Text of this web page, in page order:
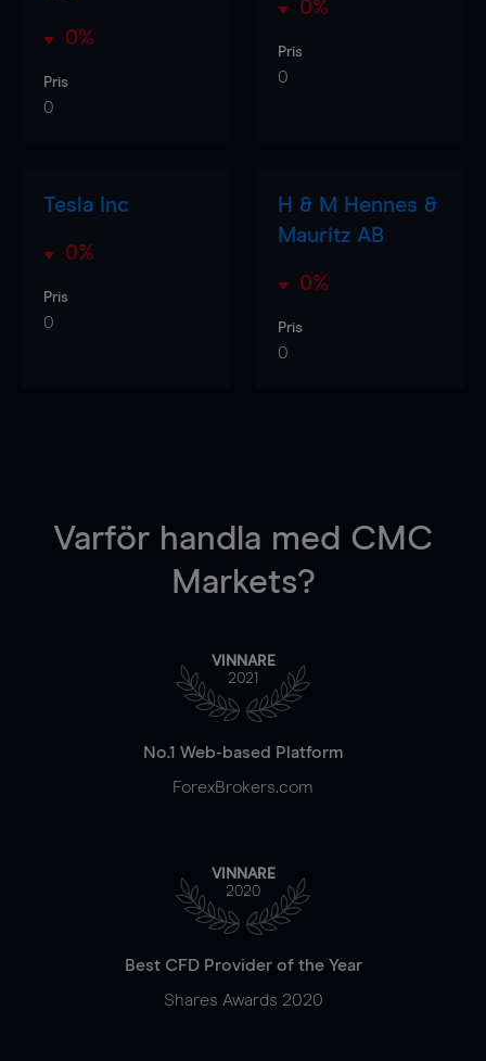
0%
Pris
0
0%
Pris
0
Tesla Inc
0%
Pris
0
H & M Hennes &
Mauritz AB
0%
Pris
0
Varför handla med CMC
Markets?
VINNARE
2021
No.1 Web-based Platform
ForexBrokers.com
VINNARE
2020
Best CFD Provider of the Year
Shares Awards 2020